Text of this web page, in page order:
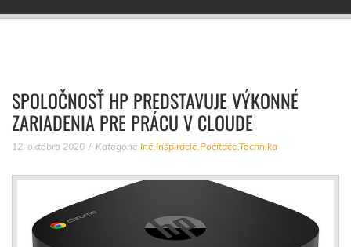
SPOLOČNOSŤ HP PREDSTAVUJE VÝKONNÉ
ZARIADENIA PRE PRÁCU V CLOUDE
12. októbra 2020 Kategórie Iné,Inšpirácie,Počítače,Technika